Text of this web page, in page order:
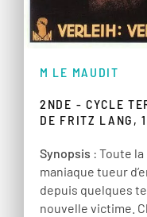
M LE MAUDIT
2NDE - CYCLE
DE FRITZ LANG,
Synopsis : Toute
maniaque tueur
depuis quelques
nouvelle victime.